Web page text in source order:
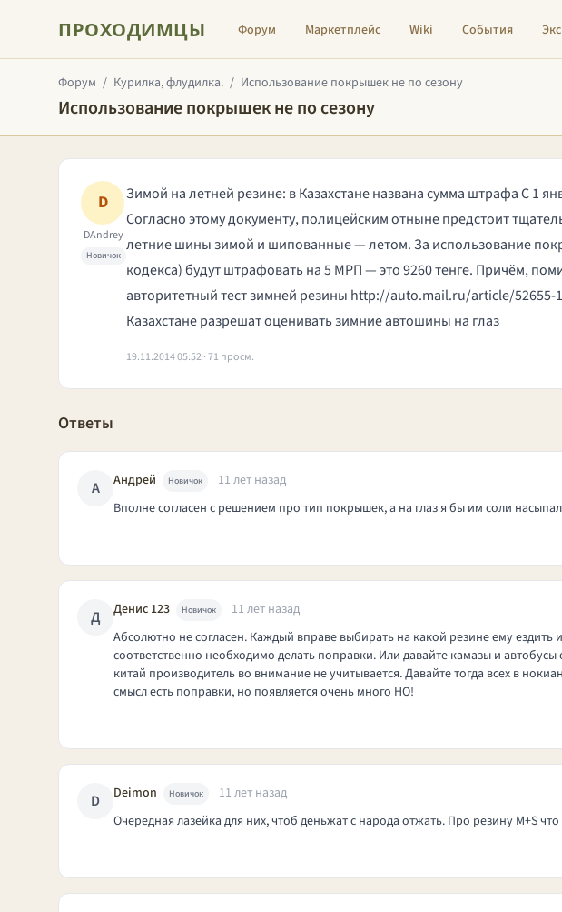
ПРОХОДИМЦЫ Форум Маркетплейс Wiki События
Форум / Курилка, флудилка. / Использование покрышек не по сезону
Использование покрышек не по сезону
D
DAndrey
Новичок
Зимой на летней резине: в Казахстане названа сумма штрафа С 1
Согласно этому документу, полицейским отныне предстоит
летние шины зимой и шипованные — летом. За использование
кодекса) будут штрафовать на 5 МРП — это 9260 тенге. Причём,
авторитетный тест зимней резины http://auto.mail.ru/article/52655-
Казахстане разрешат оценивать зимние автошины на глаз
19.11.2014 05:52 · 71 просм.
Ответы
А Андрей Новичок
11 лет назад
Вполне согласен с решением про тип покрышек, а на глаз я бы им соли
Д Денис 123 Новичок
11 лет назад
Абсолютно не согласен. Каждый вправе выбирать на какой резине ему
соответственно необходимо делать поправки. Или давайте камазы и
китай производитель во внимание не учитывается. Давайте тогда всех в
смысл есть поправки, но появляется очень много НО!
D Deimon Новичок
11 лет назад
Очередная лазейка для них, чтоб деньжат с народа отжать. Про резину M+S